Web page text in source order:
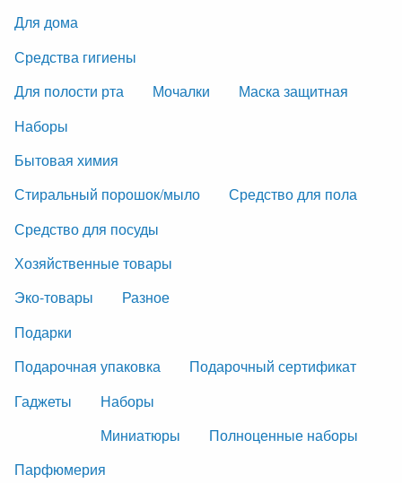
Для дома
Средства гигиены
Для полости рта
Мочалки
Маска защитная
Наборы
Бытовая химия
Стиральный порошок/мыло
Средство для пола
Средство для посуды
Хозяйственные товары
Эко-товары
Разное
Подарки
Подарочная упаковка
Подарочный сертификат
Гаджеты
Наборы
Миниатюры
Полноценные наборы
Парфюмерия